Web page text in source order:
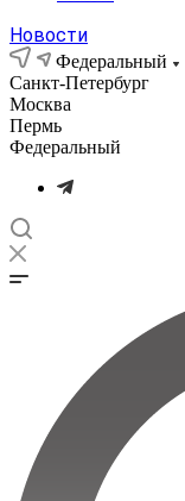
Новости
Федеральный
Санкт-Петербург
Москва
Пермь
Федеральный